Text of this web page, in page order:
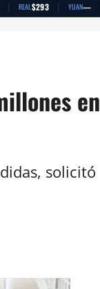
| REAL$293 | YUAN—
en
solicitó